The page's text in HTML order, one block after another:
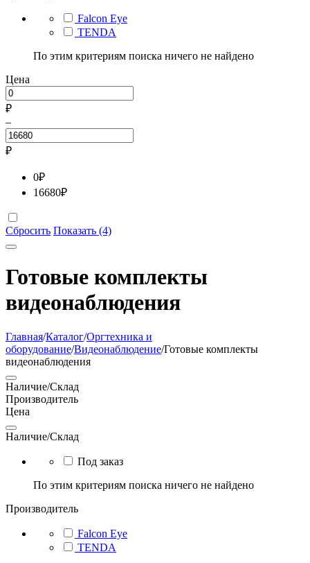
Falcon Eye
TENDA
По этим критериям поиска ничего не найдено
Цена
₽
–
₽
0₽
16680₽
Сбросить Показать (4)
Готовые комплекты
видеонаблюдения
Главная/Каталог/Оргтехника и
оборудование/Видеонаблюдение/Готовые комплекты
видеонаблюдения
Наличие/Склад
Производитель
Цена
Наличие/Склад
Под заказ
По этим критериям поиска ничего не найдено
Производитель
Falcon Eye
TENDA